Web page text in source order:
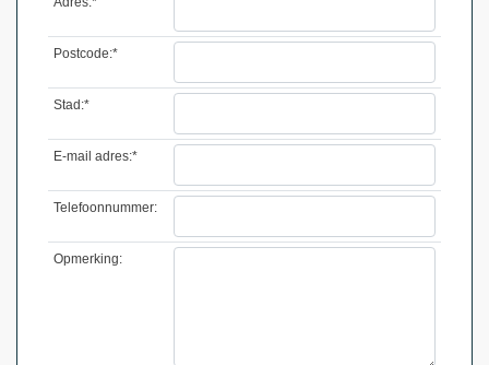
Postcode:*
Stad:*
E-mail adres:*
Telefoonnummer:
Opmerking: